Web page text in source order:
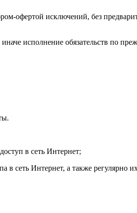
офертой исключений, без
исполнение обязательств по
в сеть Интернет;
сеть Интернет, а также регулярно